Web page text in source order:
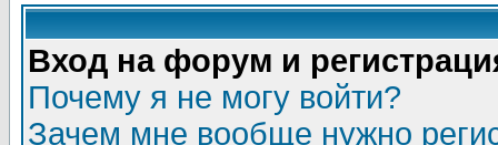
Вход на форум и
Почему я не могу войти?
Зачем мне вообще нужно